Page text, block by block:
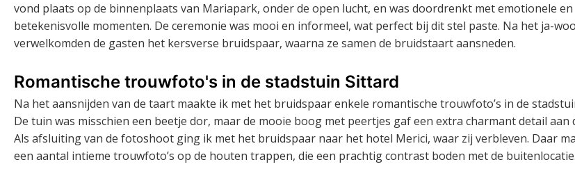
vond plaats op de binnenplaats van Mariapark, onder de open lucht, en was doordrenkt met emotionele en
betekenisvolle momenten. De ceremonie was mooi en informeel, wat perfect bij dit stel paste. Na het ja-
verwelkomden de gasten het kersverse bruidspaar, waarna ze samen de bruidstaart aansneden.
Romantische trouwfoto's in de stadstuin Sittard
Na het aansnijden van de taart maakte ik met het bruidspaar enkele romantische trouwfoto’s in de
De tuin was misschien een beetje dor, maar de mooie boog met peertjes gaf een extra charmant detail aan
Als afsluiting van de fotoshoot ging ik met het bruidspaar naar het hotel Merici, waar zij verbleven. Daar
een aantal intieme trouwfoto’s op de houten trappen, die een prachtig contrast boden met de buitenlocatie.